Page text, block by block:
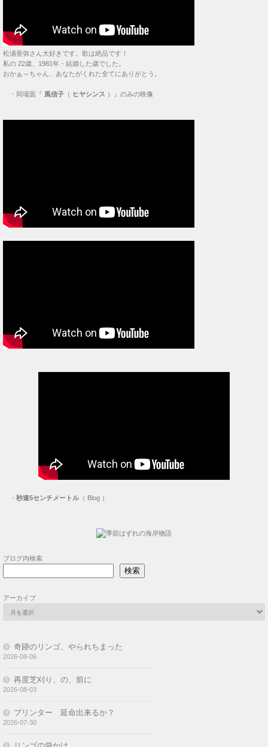
松浦亜弥さん大好きです。歌は絶品です！
私の 22歳、1981年・結婚した歳でした。
おかぁ～ちゃん、あなたがくれた全てにありがとう。
・ 同場面『 風信子 （ ヒヤシンス ）』のみの映像
・ 秒速5センチメートル（ Blog ）
ブログ内検索
検索
アーカイブ
奇跡のリンゴ、やられちまった
2026-08-06
再度芝刈り、の、前に
2026-08-03
プリンター 延命出来るか？
2026-07-30